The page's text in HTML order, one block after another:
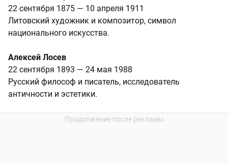
22 сентября 1875 — 10 апреля 1911
Литовский художник и композитор, символ
национального искусства.
Алексей Лосев
22 сентября 1893 — 24 мая 1988
Русский философ и писатель, исследователь
античности и эстетики.